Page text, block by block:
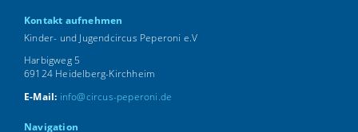
Kontakt aufnehmen
Kinder- und Jugendcircus Peperoni e.V
Harbigweg 5
69124 Heidelberg-Kirchheim
E-Mail: info@circus-peperoni.de
Navigation